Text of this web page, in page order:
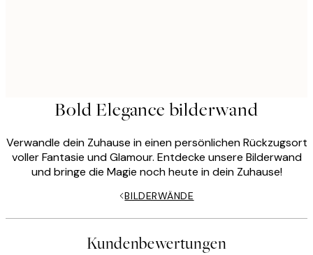
Bold Elegance bilderwand
Verwandle dein Zuhause in einen persönlichen Rückzugsort
voller Fantasie und Glamour. Entdecke unsere Bilderwand
und bringe die Magie noch heute in dein Zuhause!
BILDERWÄNDE
Kundenbewertungen